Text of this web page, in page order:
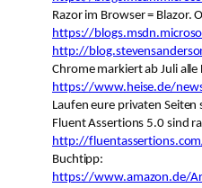
Razor im Browser = Blazor.
https://
http://
Chrome markiert ab Juli alle
https://www.heise.de/
Laufen eure privaten
Fluent Assertions 5.0 sind
http://
Buchtipp:
https://www.amazon.de/